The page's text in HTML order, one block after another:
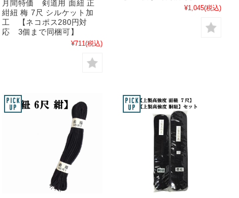
月間特価 剣道用 面紐 正
紺紐 梅 7尺 シルケット加
工 【ネコポス280円対
応 3個まで同梱可】
¥711(税込)
¥1,045(税込)